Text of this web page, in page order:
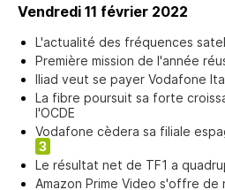
Vendredi 11 février 2022
L'actualité des fréquences
Première mission de l'année
Iliad veut se payer Vodafone
La fibre poursuit sa forte
l'OCDE
Vodafone cèdera sa filiale
3
Le résultat net de TF1 a
Amazon Prime Video s'offre de